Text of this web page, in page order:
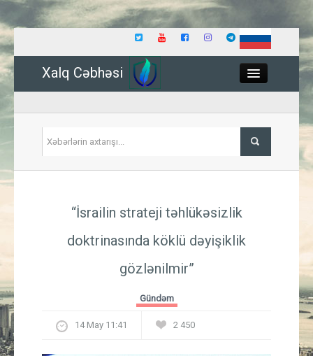
Xalq Cəbhəsi
İqtisadiyyat
Güney Azərbaycan
“İsrailin strateji təhlükəsizlik
doktrinasında köklü dəyişiklik
gözlənilmir”
Gündəm
14 May 11:41 2 450